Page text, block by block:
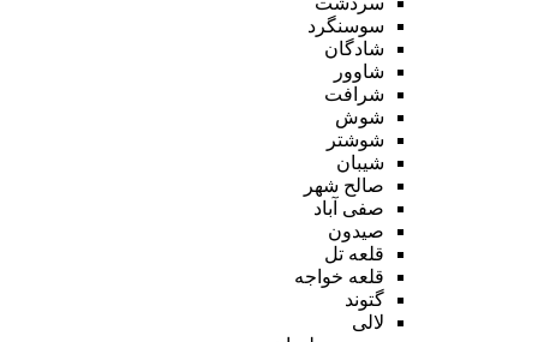
سوسنگرد
شادگان
شاوور
شرافت
شوش
شوشتر
شیبان
صالح شهر
صفی آباد
صیدون
قلعه تل
قلعه خواجه
گتوند
لالی